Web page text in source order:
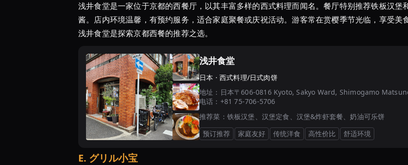
浅井食堂是一家位于京都的西餐厅，以其丰富多样的西式料理而闻名。餐厅特别推荐铁板汉
酱。店内环境温馨，有预约服务，适合家庭聚餐或庆祝活动。游客常在赏樱季节光临，享受美
浅井食堂是探索京都西餐的推荐之选。
浅井食堂
日本 · 西式料理/日式肉饼
地址： 日本〒606-0816 Kyoto, Sakyo Ward, Shimogamo
电话： +81 75-706-5706
推荐菜： 铁板汉堡、汉堡定食、汉堡&炸虾套餐、奶油可乐饼
预订推荐
家庭友好 传统洋食 高性价比 舒适环境
E. グリル小宝